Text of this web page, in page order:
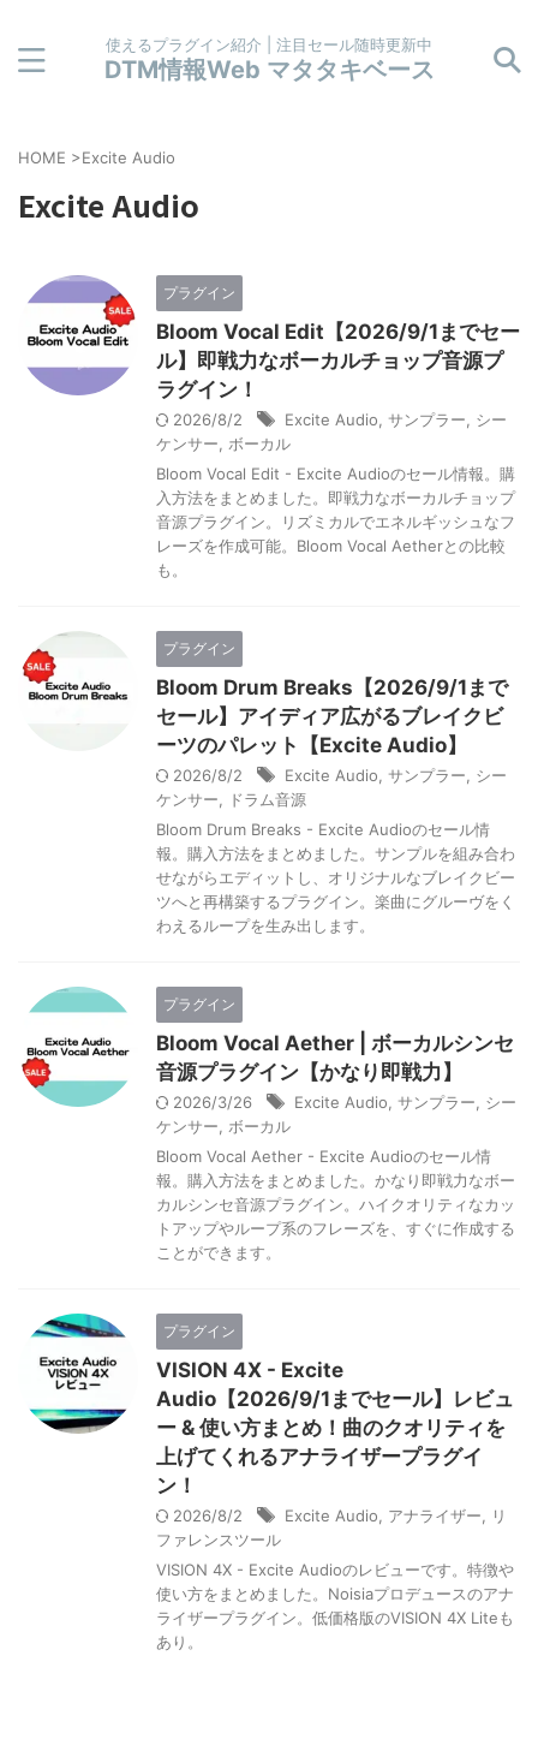
使えるプラグイン紹介 | 注目セール随時更新中
DTM情報Web マタタキベース
HOME >Excite Audio
Excite Audio
プラグイン
Bloom Vocal Edit【2026/9/1までセー
ル】即戦力なボーカルチョップ音源プ
ラグイン！
2026/8/2 Excite Audio サンプラー
シー
ケンサー
ボーカル
Bloom Vocal Edit - Excite Audioのセール情報。購
入方法をまとめました。即戦力なボーカルチョップ
音源プラグイン。リズミカルでエネルギッシュなフ
レーズを作成可能。Bloom Vocal Aetherとの比較
も。
プラグイン
Bloom Drum Breaks【2026/9/1まで
セール】アイディア広がるブレイクビ
ーツのパレット【Excite Audio】
2026/8/2 Excite Audio サンプラー
シー
ケンサー
ドラム音源
Bloom Drum Breaks - Excite Audioのセール情
報。購入方法をまとめました。サンプルを組み合わ
せながらエディットし、オリジナルなブレイクビー
ツへと再構築するプラグイン。楽曲にグルーヴをく
わえるループを生み出します。
プラグイン
Bloom Vocal Aether | ボーカルシンセ
音源プラグイン【かなり即戦力】
2026/3/26 Excite Audio サンプラー
シー
ケンサー
ボーカル
Bloom Vocal Aether - Excite Audioのセール情
報。購入方法をまとめました。かなり即戦力なボー
カルシンセ音源プラグイン。ハイクオリティなカッ
トアップやループ系のフレーズを、すぐに作成する
ことができます。
プラグイン
VISION 4X - Excite
Audio【2026/9/1までセール】レビュ
ー & 使い方まとめ！曲のクオリティを
上げてくれるアナライザープラグイ
ン！
2026/8/2 Excite Audio アナライザー
リ
ファレンスツール
VISION 4X - Excite Audioのレビューです。特徴や
使い方をまとめました。Noisiaプロデュースのアナ
ライザープラグイン。低価格版のVISION 4X Liteも
あり。